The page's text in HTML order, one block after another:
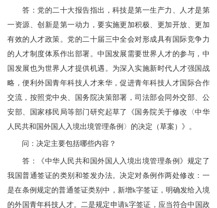
答：党的二十大报告指出，科技是第一生产力、人才是第
一资源、创新是第一动力，要实施更加积极、更加开放、更加
有效的人才政策。党的二十届三中全会对形成具有国际竞争力
的人才制度体系作出部署。中国发展需要世界人才的参与，中
国发展也为世界人才提供机遇。为深入实施新时代人才强国战
略，便利外国青年科技人才来华，促进青年科技人才国际合作
交流，按照党中央、国务院决策部署，司法部会同外交部、公
安部、国家移民局等部门研究起草了《国务院关于修改〈中华
人民共和国外国人入境出境管理条例〉的决定（草案）》。
问：决定主要包括哪些内容？
答：《中华人民共和国外国人入境出境管理条例》规定了
我国普通签证的类别和签发办法。决定对条例作两处修改：一
是在条例规定的普通签证类别中，新增k字签证，明确发给入境
的外国青年科技人才。二是规定申请k字签证，应当符合中国政